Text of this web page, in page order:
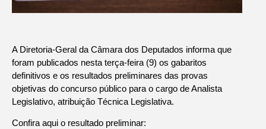
A Diretoria-Geral da Câmara dos Deputados informa que
foram publicados nesta terça-feira (9) os gabaritos
definitivos e os resultados preliminares das provas
objetivas do concurso público para o cargo de Analista
Legislativo, atribuição Técnica Legislativa.
Confira aqui o resultado preliminar: